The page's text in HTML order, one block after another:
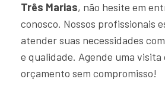
Três Marias, não hesite em
conosco. Nossos profissionais
atender suas necessidades
e qualidade. Agende uma visita
orçamento sem compromisso!